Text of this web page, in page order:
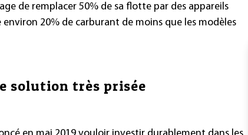
de remplacer 50% de sa flotte par des appareils
20% de carburant de moins que les modèles
solution très prisée